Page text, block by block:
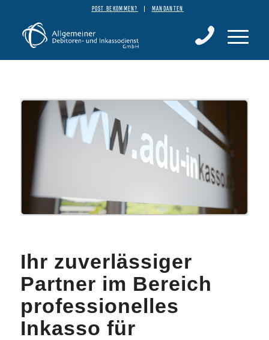
POST BEKOMMEN? MANDANTEN
Ihr zuverlässiger
Partner im Bereich
professionelles
Inkasso für